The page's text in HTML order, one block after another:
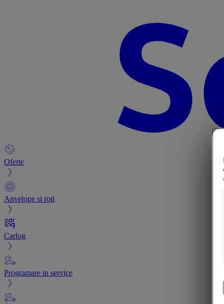
Oferte
Anvelope si roti
Carlog
Programare in service